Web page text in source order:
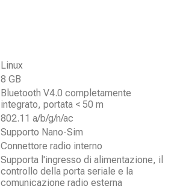
Linux
8 GB
Bluetooth V4.0 completamente
integrato, portata < 50 m
802.11 a/b/g/n/ac
Supporto Nano-Sim
Connettore radio interno
Supporta l'ingresso di alimentazione, il
controllo della porta seriale e la
comunicazione radio esterna